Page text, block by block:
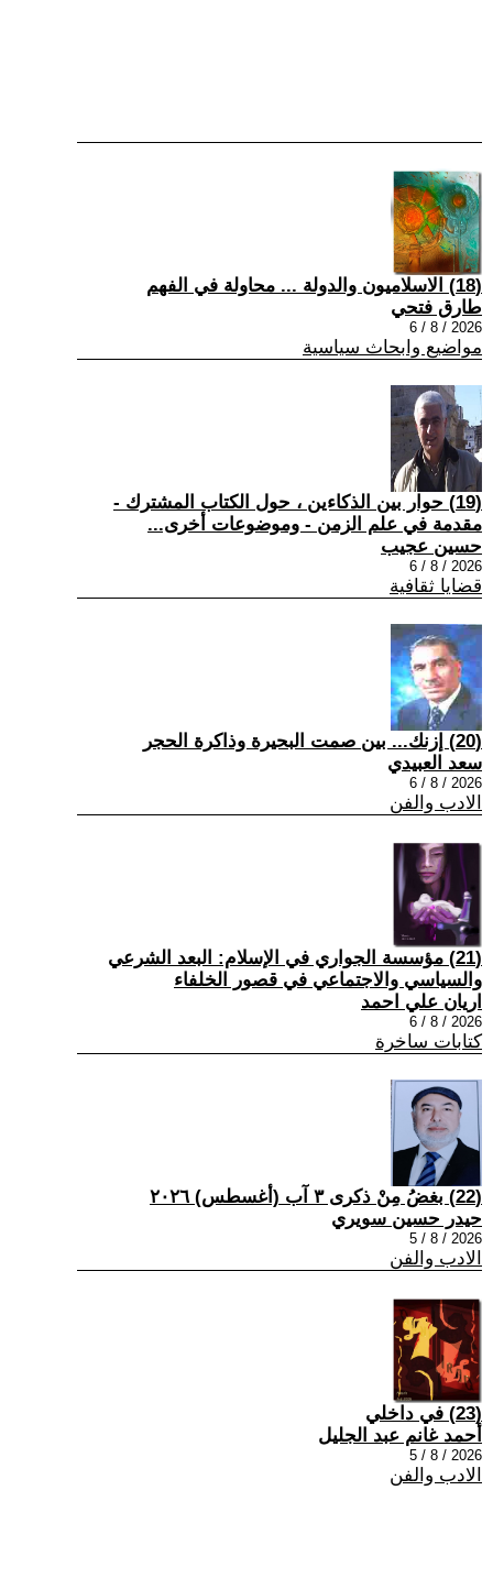
(18) الاسلاميون والدولة ... محاولة في الفهم
طارق فتحي
2026 / 8 / 6
مواضيع وابحاث سياسية
(19) حوار بين الذكاءين ، حول الكتاب المشترك -
مقدمة في علم الزمن - وموضوعات أخرى...
حسين عجيب
2026 / 8 / 6
قضايا ثقافية
(20) إزنك... بين صمت البحيرة وذاكرة الحجر
سعد العبيدي
2026 / 8 / 6
الادب والفن
(21) مؤسسة الجواري في الإسلام: البعد الشرعي
والسياسي والاجتماعي في قصور الخلفاء
اريان علي احمد
2026 / 8 / 6
كتابات ساخرة
(22) بغضُ مِنْ ذكرى ٣ آب (أغسطس) ٢٠٢٦
حيدر حسين سويري
2026 / 8 / 5
الادب والفن
(23) في داخلي
أحمد غانم عبد الجليل
2026 / 8 / 5
الادب والفن